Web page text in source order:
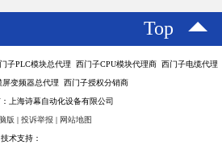
Top
子PLC模块总代理 西门子CPU模块代理商 西门子电缆代理
变频器总代理 西门子授权分销商
上海诗幕自动化设备有限公司
版 | 投诉举报 | 网站地图
技术支持：